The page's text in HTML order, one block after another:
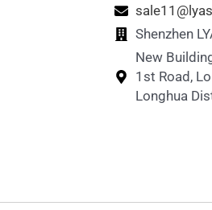
Shenzhen
New
1st Road,
Longhua